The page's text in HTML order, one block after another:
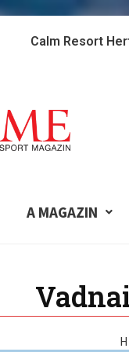
Calm Resort
A MAGAZIN